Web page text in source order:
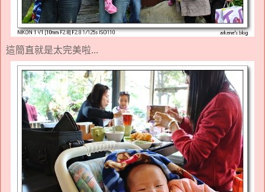
這簡直就是太完美啦...